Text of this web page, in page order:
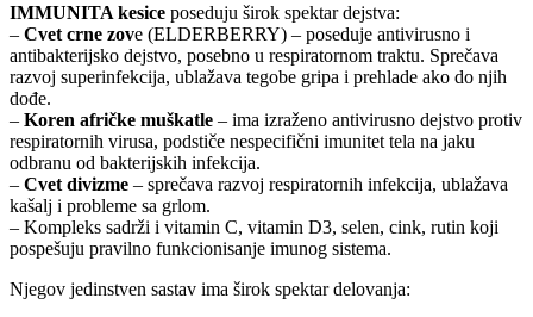
IMMUNITA kesice poseduju širok spektar dejstva:
– Cvet crne zove (ELDERBERRY) – poseduje antivirusno i
antibakterijsko dejstvo, posebno u respiratornom traktu. Sprečava
razvoj superinfekcija, ublažava tegobe gripa i prehlade ako do njih
dođe.
– Koren afričke muškatle – ima izraženo antivirusno dejstvo protiv
respiratornih virusa, podstiče nespecifični imunitet tela na jaku
odbranu od bakterijskih infekcija.
– Cvet divizme – sprečava razvoj respiratornih infekcija, ublažava
kašalj i probleme sa grlom.
– Kompleks sadrži i vitamin C, vitamin D3, selen, cink, rutin koji
pospešuju pravilno funkcionisanje imunog sistema.
Njegov jedinstven sastav ima širok spektar delovanja: